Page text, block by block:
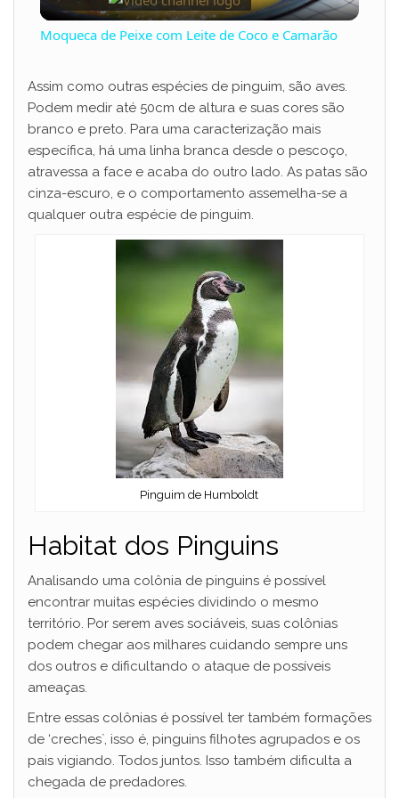
l
y
V
i
d
e
o
Moqueca de Peixe com Leite de Coco e Camarão
Assim como outras espécies de pinguim, são aves.
Podem medir até 50cm de altura e suas cores são
branco e preto. Para uma caracterização mais
específica, há uma linha branca desde o pescoço,
atravessa a face e acaba do outro lado. As patas são
cinza-escuro, e o comportamento assemelha-se a
qualquer outra espécie de pinguim.
Pinguim de Humboldt
Habitat dos Pinguins
Analisando uma colônia de pinguins é possível
encontrar muitas espécies dividindo o mesmo
território. Por serem aves sociáveis, suas colônias
podem chegar aos milhares cuidando sempre uns
dos outros e dificultando o ataque de possíveis
ameaças.
Entre essas colônias é possível ter também formações
de ‘creches`, isso é, pinguins filhotes agrupados e os
pais vigiando. Todos juntos. Isso também dificulta a
chegada de predadores.